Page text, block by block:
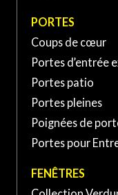
PORTE ET
JEAN-SUR-
370 Rue Laberge,
sur-Richelieu, QC J3A
Canada
PORTES
Coups de cœur
Portes d’entrée
Portes patio
Portes pleines
Poignées de
Portes pour
FENÊTRES